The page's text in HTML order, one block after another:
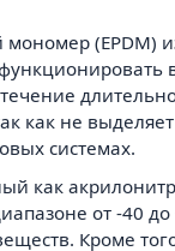
(EPDM)
как не
системах.
как
от -40
Кроме